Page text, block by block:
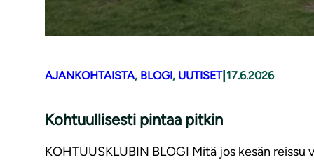
AJANKOHTAISTA, BLOGI, UUTISET| 17.6.2026
Kohtuullisesti pintaa pitkin
KOHTUUSKLUBIN BLOGI Mitä jos kesän